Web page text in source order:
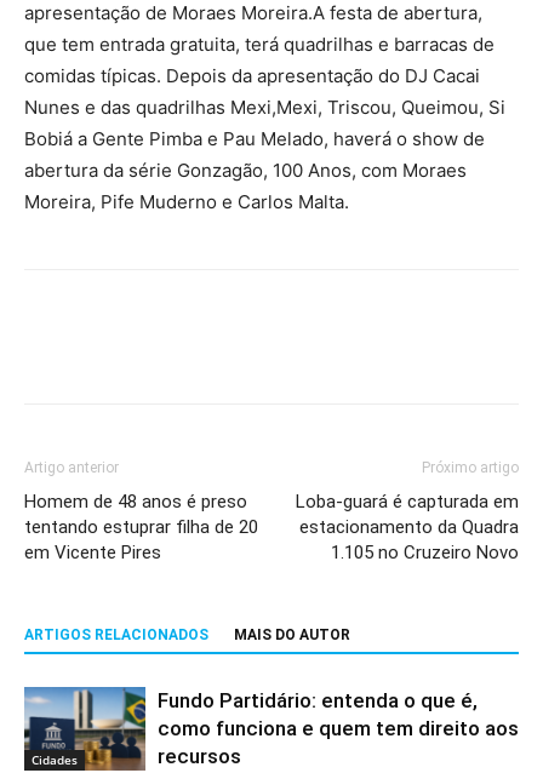
apresentação de Moraes Moreira.A festa de abertura,
que tem entrada gratuita, terá quadrilhas e barracas de
comidas típicas. Depois da apresentação do DJ Cacai
Nunes e das quadrilhas Mexi,Mexi, Triscou, Queimou, Si
Bobiá a Gente Pimba e Pau Melado, haverá o show de
abertura da série Gonzagão, 100 Anos, com Moraes
Moreira, Pife Muderno e Carlos Malta.
Artigo anterior
Homem de 48 anos é preso
tentando estuprar filha de 20
em Vicente Pires
Próximo artigo
Loba-guará é capturada em
estacionamento da Quadra
1.105 no Cruzeiro Novo
ARTIGOS RELACIONADOS MAIS DO AUTOR
Cidades
Fundo Partidário: entenda o que é,
como funciona e quem tem direito aos
recursos